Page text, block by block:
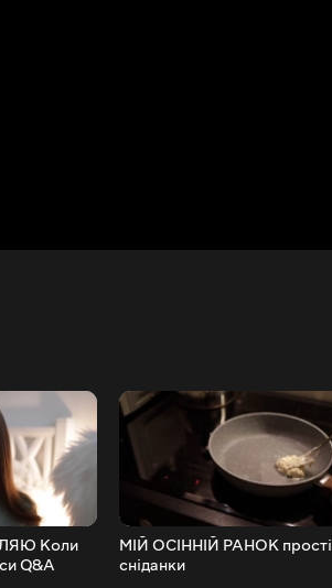
Коли
Q&A
МІЙ ОСІННІЙ РАНОК прості
сніданки